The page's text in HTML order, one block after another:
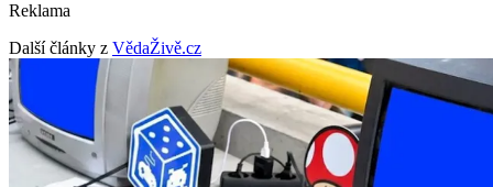
Reklama
Další články z VědaŽivě.cz